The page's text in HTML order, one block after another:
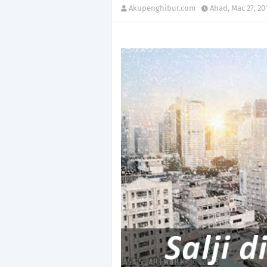
Akupenghibur.com Ahad, Mac 27,